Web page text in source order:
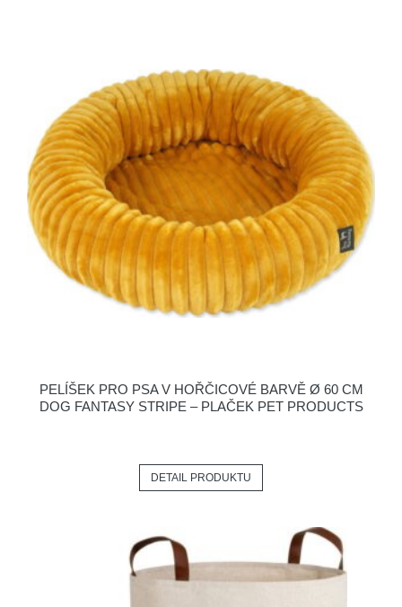
PELÍŠEK PRO PSA V HOŘČICOVÉ BARVĚ Ø 60 CM
DOG FANTASY STRIPE – PLAČEK PET PRODUCTS
DETAIL PRODUKTU